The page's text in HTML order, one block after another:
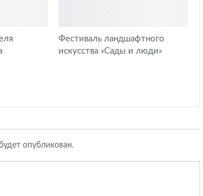
Фестиваль ландшафтного
искусства «Сады и люди»
опубликован.